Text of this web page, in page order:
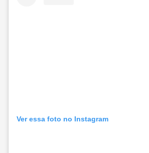
Ver essa foto no Instagram